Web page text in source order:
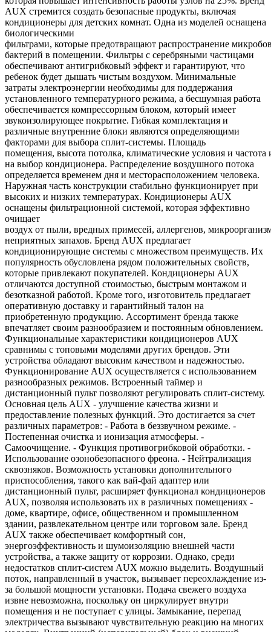
AUX стремится создать безопасные продукты, включая
кондиционеры для детских комнат. Одна из моделей оснащена
биологическими
фильтрами, которые предотвращают распространение
бактерий в помещении. Фильтры с серебряными частицами
обеспечивают антигрибковый эффект и гарантируют, что
ребенок будет дышать чистым воздухом. Минимальные
затраты электроэнергии необходимы для поддержания
установленного температурного режима, а бесшумная работа
обеспечивается компрессорным блоком, который имеет
звукоизолирующее покрытие. Гибкая комплектация и
различные внутренние блоки являются определяющими
факторами для выбора сплит-системы. Площадь
помещения, высота потолка, климатические условия и
на выбор кондиционера. Распределение воздушного потока
определяется временем дня и месторасположением человека.
Наружная часть конструкции стабильно функционирует при
высоких и низких температурах. Кондиционеры AUX
оснащены фильтрационной системой, которая эффективно
очищает
воздух от пыли, вредных примесей, аллергенов,
неприятных запахов. Бренд AUX предлагает
кондиционирующие системы с множеством преимуществ. Их
популярность обусловлена рядом положительных свойств,
которые привлекают покупателей. Кондиционеры AUX
отличаются доступной стоимостью, быстрым монтажом и
безотказной работой. Кроме того, изготовитель предлагает
оперативную доставку и гарантийный талон на
приобретенную продукцию. Ассортимент бренда также
впечатляет своим разнообразием и постоянным обновлением.
Функциональные характеристики кондиционеров AUX
сравнимы с топовыми моделями других брендов. Эти
устройства обладают высоким качеством и надежностью.
Функционирование AUX осуществляется с использованием
разнообразных режимов. Встроенный таймер и
дистанционный пульт позволяют регулировать сплит-систему.
Основная цель AUX - улучшение качества жизни и
предоставление полезных функций. Это достигается за счет
различных параметров: - Работа в беззвучном режиме. -
Постепенная очистка и ионизация атмосферы. -
Самоочищение. - Функция противогрибковой обработки. -
Использование озонобезопасного фреона. - Нейтрализация
сквозняков. Возможность установки дополнительного
приспособления, такого как вай-фай адаптер или
дистанционный пульт, расширяет функционал кондиционеров
AUX, позволяя использовать их в различных помещениях -
доме, квартире, офисе, общественном и промышленном
здании, развлекательном центре или торговом зале. Бренд
AUX также обеспечивает комфортный сон,
энергоэффективность и шумоизоляцию внешней части
устройства, а также защиту от коррозии. Однако, среди
недостатков сплит-систем AUX можно выделить. Воздушный
поток, направленный в участок, вызывает переохлаждение из-
за большой мощности установки. Подача свежего воздуха
извне невозможна, поскольку он циркулирует внутри
помещения и не поступает с улицы. Замыкание, перепад
электричества вызывают чувствительную реакцию на многих